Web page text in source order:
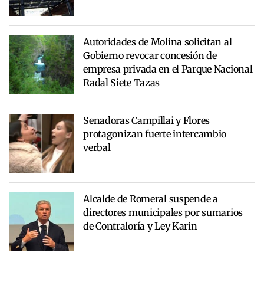
Autoridades de Molina solicitan al
Gobierno revocar concesión de
empresa privada en el Parque Nacional
Radal Siete Tazas
Senadoras Campillai y Flores
protagonizan fuerte intercambio
verbal
Alcalde de Romeral suspende a
directores municipales por sumarios
de Contraloría y Ley Karin